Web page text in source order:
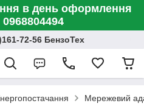
в день оформлення
72-56 БензоТех
Мережевий